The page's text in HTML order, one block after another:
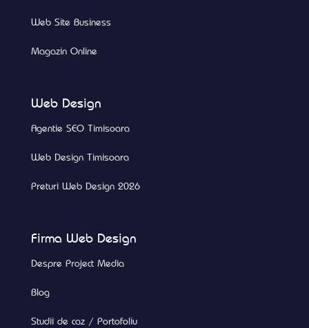
Web Site Business
Magazin Online
Web Design
Agentie SEO Timisoara
Web Design Timisoara
Preturi Web Design 2026
Firma Web Design
Despre Project Media
Blog
Studii de caz / Portofoliu